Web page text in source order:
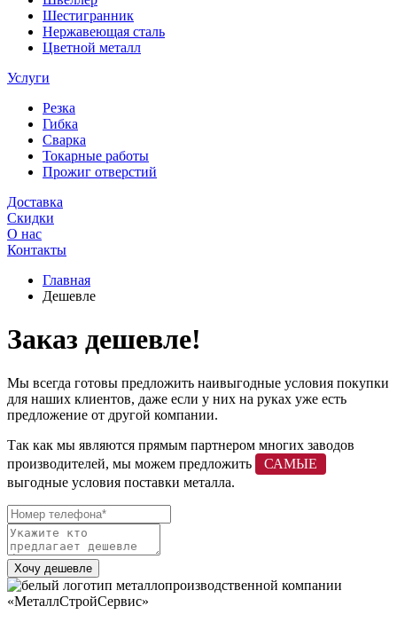
Шестигранник
Нержавеющая сталь
Цветной металл
Услуги
Резка
Гибка
Сварка
Токарные работы
Прожиг отверстий
Доставка
Скидки
О нас
Контакты
Главная
Дешевле
Заказ дешевле!
Мы всегда готовы предложить наивыгодные условия покупки
для наших клиентов, даже если у них на руках уже есть
предложение от другой компании.
Так как мы являются прямым партнером многих заводов
производителей, мы можем предложить
САМЫЕ
выгодные условия поставки металла.
Хочу дешевле